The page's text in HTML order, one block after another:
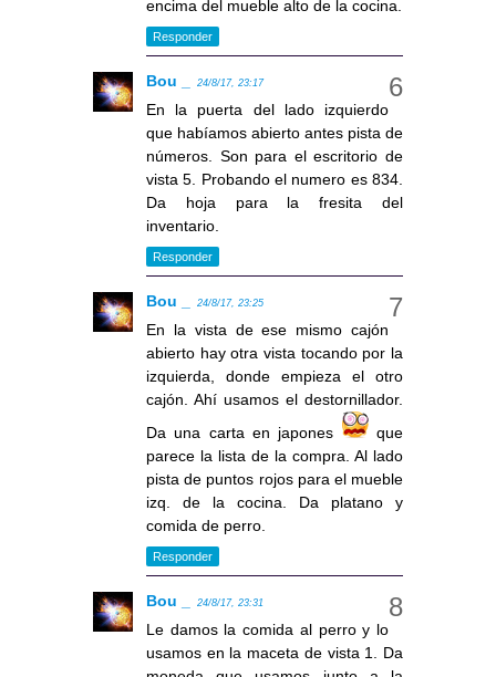
encima del mueble alto de la cocina.
Responder
Bou _ 24/8/17, 23:17
En la puerta del lado izquierdo
que habíamos abierto antes pista de
números. Son para el escritorio de
vista 5. Probando el numero es 834.
Da hoja para la fresita del
inventario.
Responder
Bou _ 24/8/17, 23:25
En la vista de ese mismo cajón
abierto hay otra vista tocando por la
izquierda, donde empieza el otro
cajón. Ahí usamos el destornillador.
Da una carta en japones
que
parece la lista de la compra. Al lado
pista de puntos rojos para el mueble
izq. de la cocina. Da platano y
comida de perro.
Responder
Bou _ 24/8/17, 23:31
Le damos la comida al perro y lo
usamos en la maceta de vista 1. Da